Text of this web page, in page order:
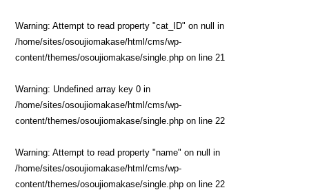
Warning: Attempt to read property "cat_ID" on null in
/home/sites/osoujiomakase/html/cms/wp-
content/themes/osoujiomakase/single.php on line 21
Warning: Undefined array key 0 in
/home/sites/osoujiomakase/html/cms/wp-
content/themes/osoujiomakase/single.php on line 22
Warning: Attempt to read property "name" on null in
/home/sites/osoujiomakase/html/cms/wp-
content/themes/osoujiomakase/single.php on line 22